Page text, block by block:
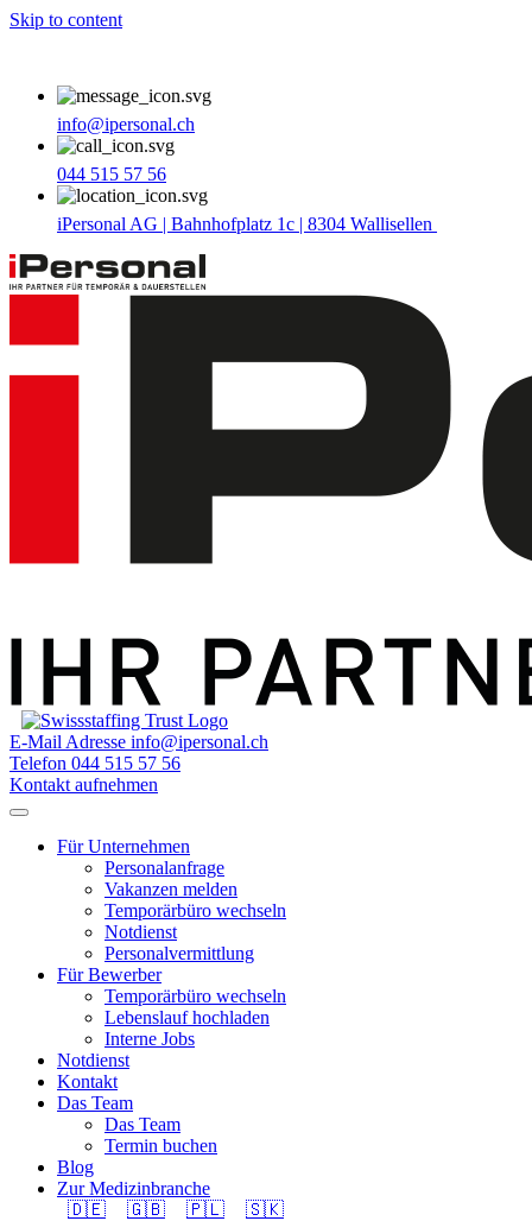
Skip to content
info@ipersonal.ch
044 515 57 56
iPersonal AG | Bahnhofplatz 1c | 8304 Wallisellen
E-Mail Adresse info@ipersonal.ch
Telefon 044 515 57 56
Kontakt aufnehmen
Für Unternehmen
Personalanfrage
Vakanzen melden
Temporärbüro wechseln
Notdienst
Personalvermittlung
Für Bewerber
Temporärbüro wechseln
Lebenslauf hochladen
Interne Jobs
Notdienst
Kontakt
Das Team
Das Team
Termin buchen
Blog
Zur Medizinbranche
🇩🇪
🇬🇧 🇵🇱 🇸🇰